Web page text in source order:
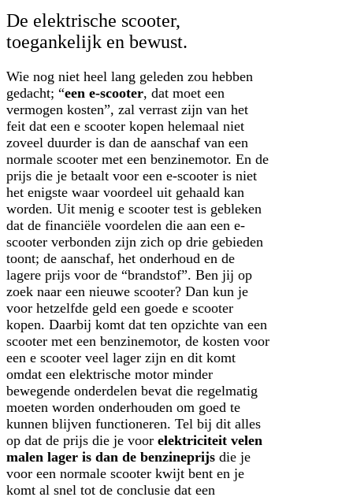
De elektrische scooter,
toegankelijk en bewust.
Wie nog niet heel lang geleden zou hebben
gedacht; “een e-scooter, dat moet een
vermogen kosten”, zal verrast zijn van het
feit dat een e scooter kopen helemaal niet
zoveel duurder is dan de aanschaf van een
normale scooter met een benzinemotor. En de
prijs die je betaalt voor een e-scooter is niet
het enigste waar voordeel uit gehaald kan
worden. Uit menig e scooter test is gebleken
dat de financiële voordelen die aan een e-
scooter verbonden zijn zich op drie gebieden
toont; de aanschaf, het onderhoud en de
lagere prijs voor de “brandstof”. Ben jij op
zoek naar een nieuwe scooter? Dan kun je
voor hetzelfde geld een goede e scooter
kopen. Daarbij komt dat ten opzichte van een
scooter met een benzinemotor, de kosten voor
een e scooter veel lager zijn en dit komt
omdat een elektrische motor minder
bewegende onderdelen bevat die regelmatig
moeten worden onderhouden om goed te
kunnen blijven functioneren. Tel bij dit alles
op dat de prijs die je voor elektriciteit velen
malen lager is dan de benzineprijs die je
voor een normale scooter kwijt bent en je
komt al snel tot de conclusie dat een